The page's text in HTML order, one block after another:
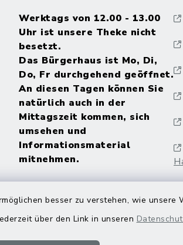
besser zu verstehen, wie
über den Link in unseren
Werktags von 12.00 - 13.00
Uhr ist unsere Theke nicht
besetzt.
Das Bürgerhaus ist Mo, Di,
Do, Fr durchgehend geöffnet.
An diesen Tagen können Sie
natürlich auch in der
Mittagszeit kommen, sich
umsehen und
Informationsmaterial
mitnehmen.